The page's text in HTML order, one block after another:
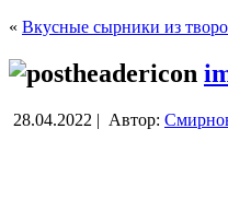
« Вкусные сырники из
28.04.2022 | Автор: